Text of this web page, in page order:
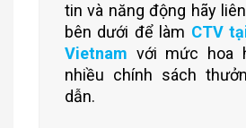
tin và năng động hãy
bên dưới để làm CTV
Vietnam với mức hoa
nhiều chính sách
dẫn.